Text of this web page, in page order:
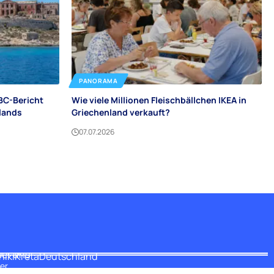
Bericht
PANORAMA
Wie viele Millionen Fleischbällchen IKEA in
Griechenland verkauft?
07.07.2026
KretaDeutschland
uns